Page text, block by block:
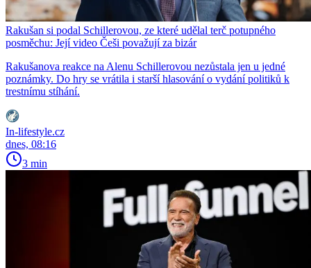
Rakušan si podal Schillerovou, ze které udělal terč potupného
posměchu: Její video Češi považují za bizár
Rakušanova reakce na Alenu Schillerovou nezůstala jen u jedné
poznámky. Do hry se vrátila i starší hlasování o vydání politiků k
trestnímu stíhání.
In-lifestyle.cz
dnes, 08:16
3 min